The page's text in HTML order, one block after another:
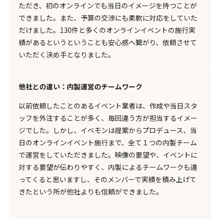
ただき、初のオンラインでも当日のイメージを持つことが
できました。また、予算の交渉にも柔軟に対応をしていた
だけました。130件と多くのオンラインイベントの施行実
績があるというということも安心感へ繋がり、依頼させて
いただく決め手となりました。
他社との違い：内製運営のチームワーク
以前依頼したことのあるイベント業者は、作成や当日スタ
ッフを外注することが多く、毎回違う方が担当するイメー
ジでした。しかし、イベモンは提案からプロデュース、当
日のオンラインイベント施行まで、全て１つの内製チーム
で運営をしていただきました。映像の要望や、イベントに
対する要望が伝わりやすく、内製によるチームワークも違
ってくると思いますし、そのメンバーで実績を積み上げて
きたという所が他社よりも信頼ができました。